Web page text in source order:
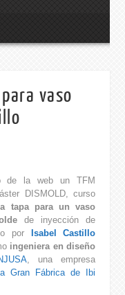
vaso
de la web un TFM
DISMOLD, curso
tapa para un vaso
de inyección de
por
Isabel Castillo
ingeniera en diseño
, una empresa
La Gran Fábrica de Ibi